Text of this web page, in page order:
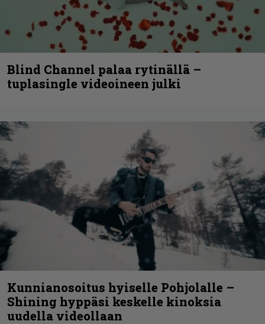
Blind Channel palaa rytinällä –
tuplasingle videoineen julki
Kunnianosoitus hyiselle Pohjolalle –
Shining hyppäsi keskelle kinoksia
uudella videollaan